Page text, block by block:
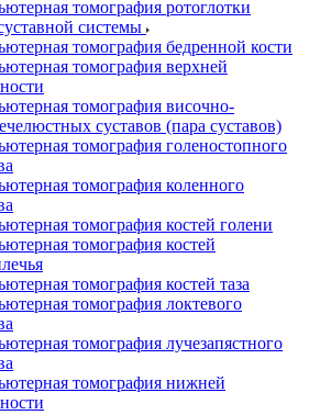
томография ротоглотки
системы
томография бедренной кости
томография верхней
томография височно-
суставов (пара суставов)
томография голеностопного
томография коленного
томография костей голени
томография костей
томография костей таза
томография локтевого
томография лучезапястного
томография нижней